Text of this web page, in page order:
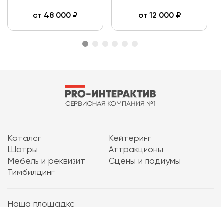
от 48 000 ₽ от 12 000₽
Каталог
Кейтеринг
Шатры
Аттракционы
Мебель и реквизит
Сцены и подиумы
Тимбилдинг
Наша площадка